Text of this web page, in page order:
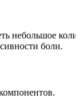
небольшое
боли.